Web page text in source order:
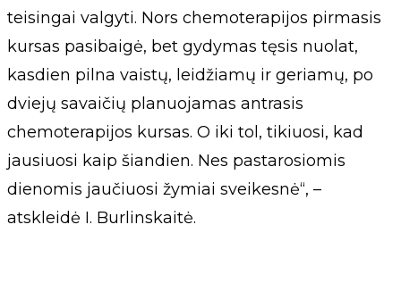
teisingai valgyti. Nors chemoterapijos pirmasis
kursas pasibaigė, bet gydymas tęsis nuolat,
kasdien pilna vaistų, leidžiamų ir geriamų, po
dviejų savaičių planuojamas antrasis
chemoterapijos kursas. O iki tol, tikiuosi, kad
jausiuosi kaip šiandien. Nes pastarosiomis
dienomis jaučiuosi žymiai sveikesnė“, –
atskleidė I. Burlinskaitė.